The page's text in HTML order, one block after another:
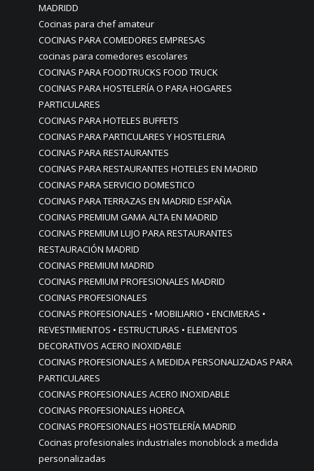
MADRIDD
Cocinas para chef amateur
COCINAS PARA COMEDORES EMPRESAS
cocinas para comedores escolares
COCINAS PARA FOODTRUCKS FOOD TRUCK
COCINAS PARA HOSTELERÍA O PARA HOGARES
PARTICULARES
COCINAS PARA HOTELES BUFFETS
COCINAS PARA PARTICULARES Y HOSTELERIA
COCINAS PARA RESTAURANTES
COCINAS PARA RESTAURANTES HOTELES EN MADRID
COCINAS PARA SERVICIO DOMESTICO
COCINAS PARA TERRAZAS EN MADRID ESPAÑA
COCINAS PREMIUM GAMA ALTA EN MADRID
COCINAS PREMIUM LUJO PARA RESTAURANTES
RESTAURACIÓN MADRID
COCINAS PREMIUM MADRID
COCINAS PREMIUM PROFESIONALES MADRID
COCINAS PROFESIONALES
COCINAS PROFESIONALES • MOBILIARIO • ENCIMERAS •
REVESTIMIENTOS • ESTRUCTURAS • ELEMENTOS
DECORATIVOS ACERO INOXIDABLE
COCINAS PROFESIONALES A MEDIDA PERSONALIZADAS PARA
PARTICULARES
COCINAS PROFESIONALES ACERO INOXIDABLE
COCINAS PROFESIONALES HORECA
COCINAS PROFESIONALES HOSTELERÍA MADRID
Cocinas profesionales industriales monoblock a medida
personalizadas